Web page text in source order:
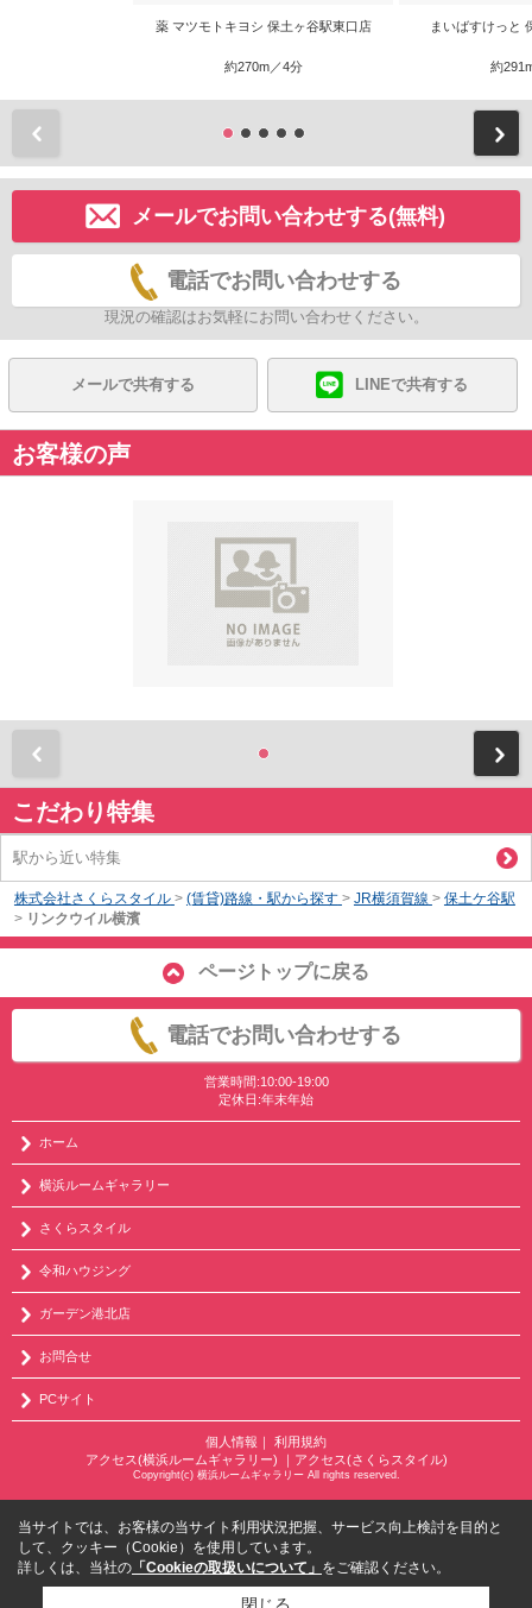
薬 マツモトキヨシ 保土ヶ谷駅東口店
約270m／4分
まいばすけっと
約
メールでお問い合わせする(無料)
電話でお問い合わせする
現況の確認はお気軽にお問い合わせください。
メールで共有する LINEで共有する
お客様の声
こだわり特集
駅から近い特集
株式会社さくらスタイル > (賃貸)路線・駅から探す > JR横須賀線 > 保土ケ谷駅
> リンクウイル横濱
ページトップに戻る
電話でお問い合わせする
営業時間:10:00-19:00
定休日:年末年始
ホーム
横浜ルームギャラリー
さくらスタイル
令和ハウジング
ガーデン港北店
お問合せ
PCサイト
個人情報
利用規約
アクセス(横浜ルームギャラリー)
アクセス(さくらスタイル)
Copyright(c) 横浜ルームギャラリー All rights reserved.
当サイトでは、お客様の当サイト利用状況把握、サービス向上検討を目的と
して、クッキー（Cookie）を使用しています。
詳しくは、当社の 「Cookieの取扱いについて」 をご確認ください。